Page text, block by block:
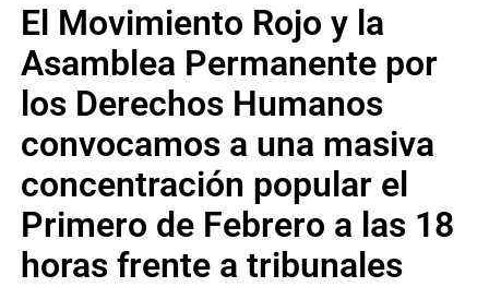
El Movimiento Rojo y la
Asamblea Permanente por
los Derechos Humanos
convocamos a una masiva
concentración popular el
Primero de Febrero a las 18
horas frente a tribunales